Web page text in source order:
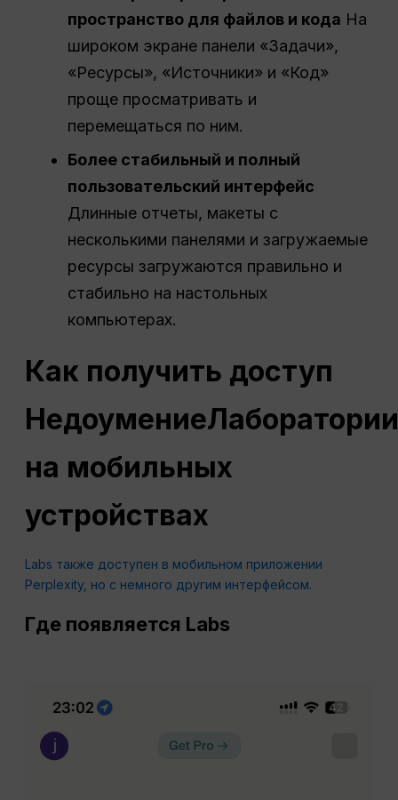
пространство для файлов и кода На
широком экране панели «Задачи»,
«Ресурсы», «Источники» и «Код»
проще просматривать и
перемещаться по ним.
Более стабильный и полный
пользовательский интерфейс
Длинные отчеты, макеты с
несколькими панелями и загружаемые
ресурсы загружаются правильно и
стабильно на настольных
компьютерах.
Как получить доступ
Недоумение
на мобильных
устройствах
Labs также доступен в мобильном приложении
Perplexity, но с немного другим интерфейсом.
Где появляется Labs